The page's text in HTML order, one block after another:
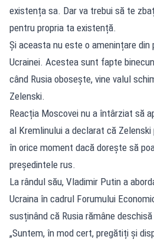
existența sa. Dar va trebui să te
pentru propria ta existență.
Și aceasta nu este o amenințare din
Ucrainei. Acestea sunt fapte
când Rusia obosește, vine valul
Zelenski.
Reacția Moscovei nu a întârziat să
al Kremlinului a declarat că
în orice moment dacă dorește să
președintele rus.
La rândul său, Vladimir Putin a
Ucraina în cadrul Forumului
susținând că Rusia rămâne
„Suntem, în mod cert, pregătiți și